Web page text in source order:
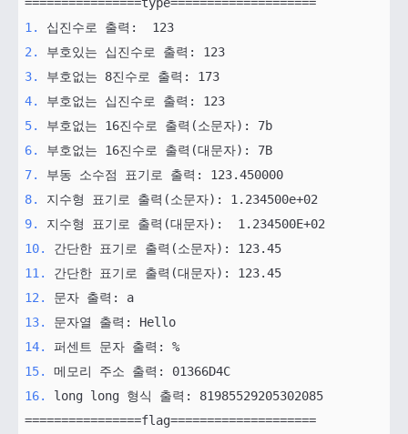
1.
2.
3.
4.
5.
6.
7.
8.
9.
10.
11.
12.
13.
14.
15.
16.
long long 형식 출력: 81985529205302085